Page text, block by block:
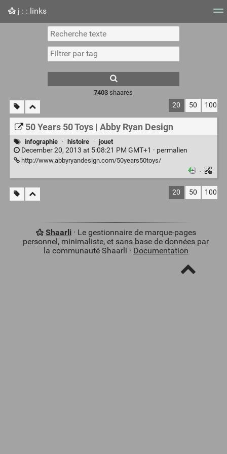
j : : links
Nuage de tags Mur d'images
7403 shaares
20 50 100
50 Years 50 Toys | Abby Ryan Design
infographie · histoire · jouet
December 20, 2013 at 5:08:21 PM GMT+1 · permalien
http://www.abbyryandesign.com/50years50toys/
·
20 50 100
Shaarli· Le gestionnaire de marque-pages
personnel, minimaliste, et sans base de données par
la communauté Shaarli · Documentation